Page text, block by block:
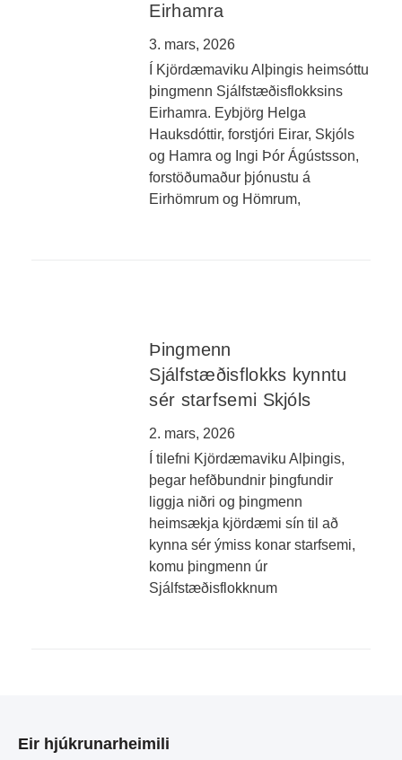
Eirhamra
3. mars, 2026
Í Kjördæmaviku Alþingis heimsóttu
þingmenn Sjálfstæðisflokksins
Eirhamra. Eybjörg Helga
Hauksdóttir, forstjóri Eirar, Skjóls
og Hamra og Ingi Þór Ágústsson,
forstöðumaður þjónustu á
Eirhömrum og Hömrum,
Þingmenn
Sjálfstæðisflokks kynntu
sér starfsemi Skjóls
2. mars, 2026
Í tilefni Kjördæmaviku Alþingis,
þegar hefðbundnir þingfundir
liggja niðri og þingmenn
heimsækja kjördæmi sín til að
kynna sér ýmiss konar starfsemi,
komu þingmenn úr
Sjálfstæðisflokknum
Eir hjúkrunarheimili